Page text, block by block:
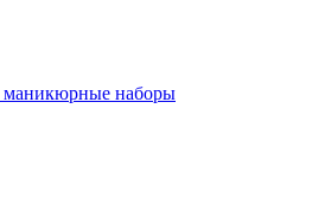
маникюрные наборы